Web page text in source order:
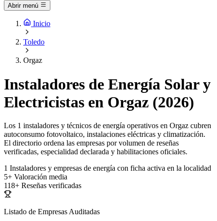
Abrir menú
Inicio
Toledo
Orgaz
Instaladores de Energía Solar y
Electricistas en Orgaz (2026)
Los 1 instaladores y técnicos de energía operativos en Orgaz cubren
autoconsumo fotovoltaico, instalaciones eléctricas y climatización.
El directorio ordena las empresas por volumen de reseñas
verificadas, especialidad declarada y habilitaciones oficiales.
1 Instaladores y empresas de energía con ficha activa en la localidad
5+ Valoración media
118+ Reseñas verificadas
Listado de Empresas Auditadas